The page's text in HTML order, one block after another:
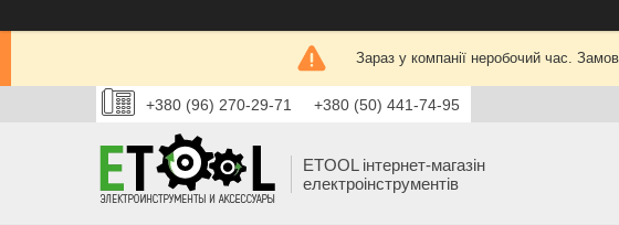
Зараз у компанії неробочий час.
+380 (96) 270-29-71 +380 (50) 441-74-95
ETOOL інтернет-магазін
електроінструментів